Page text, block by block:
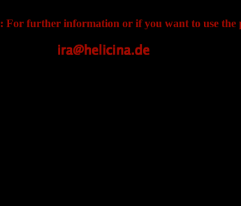
further information or if you want to use the